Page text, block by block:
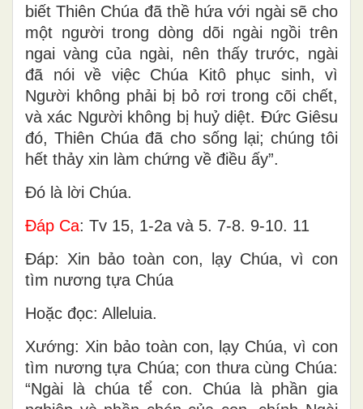
biết Thiên Chúa đã thề hứa với ngài sẽ cho
một người trong dòng dõi ngài ngồi trên
ngai vàng của ngài, nên thấy trước, ngài
đã nói về việc Chúa Kitô phục sinh, vì
Người không phải bị bỏ rơi trong cõi chết,
và xác Người không bị huỷ diệt. Ðức Giêsu
đó, Thiên Chúa đã cho sống lại; chúng tôi
hết thảy xin làm chứng về điều ấy”.
Ðó là lời Chúa.
Ðáp Ca: Tv 15, 1-2a và 5. 7-8. 9-10. 11
Ðáp: Xin bảo toàn con, lạy Chúa, vì con
tìm nương tựa Chúa
Hoặc đọc: Alleluia.
Xướng: Xin bảo toàn con, lạy Chúa, vì con
tìm nương tựa Chúa; con thưa cùng Chúa:
“Ngài là chúa tể con. Chúa là phần gia